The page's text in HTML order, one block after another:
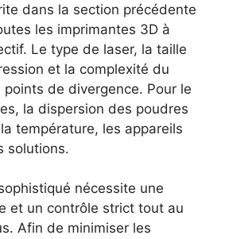
dans la section précédente
les imprimantes 3D à
Le type de laser, la taille
et la complexité du
de divergence. Pour le
la dispersion des poudres
température, les appareils
solutions.
nécessite une
et un contrôle strict tout au
Afin de minimiser les